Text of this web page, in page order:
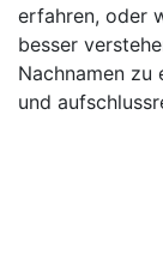
erfahren, oder
besser
Nachnamen zu
und